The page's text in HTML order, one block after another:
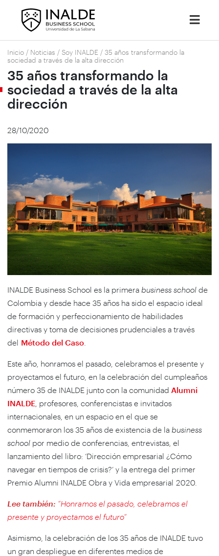
Inicio / Noticias / Soy INALDE / 35 años transformando la
sociedad a través de la alta dirección
35 años transformando la
sociedad a través de la alta
dirección
28/10/2020
INALDE Business School es la primera business school de
Colombia y desde hace 35 años ha sido el espacio ideal
de formación y perfeccionamiento de habilidades
directivas y toma de decisiones prudenciales a través
del Método del Caso
Este año, honramos el pasado, celebramos el presente y
proyectamos el futuro, en la celebración del cumpleaños
número 35 de INALDE junto con la comunidad Alumni
INALDE , profesores, conferencistas e invitados
internacionales, en un espacio en el que se
conmemoraron los 35 años de existencia de la business
school por medio de conferencias, entrevistas, el
lanzamiento del libro: ‘Dirección empresarial ¿Cómo
navegar en tiempos de crisis?’ y la entrega del primer
Premio Alumni INALDE Obra y Vida empresarial 2020.
Lee también: “Honramos el pasado, celebramos el
presente y proyectamos el futuro”
Asimismo, la celebración de los 35 años de INALDE tuvo
un gran despliegue en diferentes medios de